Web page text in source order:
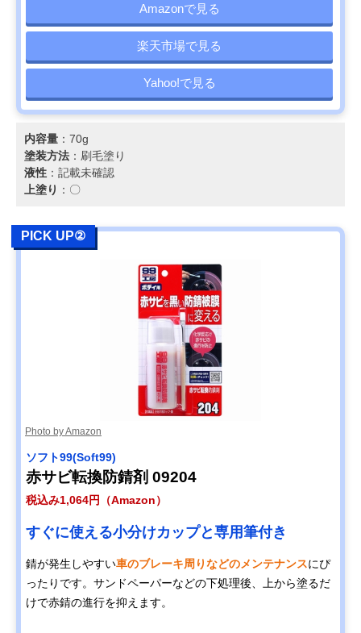
Amazonで見る
楽天市場で見る
Yahoo!で見る
内容量 ：70g
塗装方法 ：刷毛塗り
液性 ：記載未確認
上塗り ：〇
PICK UP②
Photo by Amazon
ソフト99(Soft99)
赤サビ転換防錆剤 09204
税込み1,064円（Amazon）
すぐに使える小分けカップと専用筆付き
錆が発生しやすい車のブレーキ周りなどのメンテナンスにぴ
ったりです。サンドペーパーなどの下処理後、上から塗るだ
けで赤錆の進行を抑えます。